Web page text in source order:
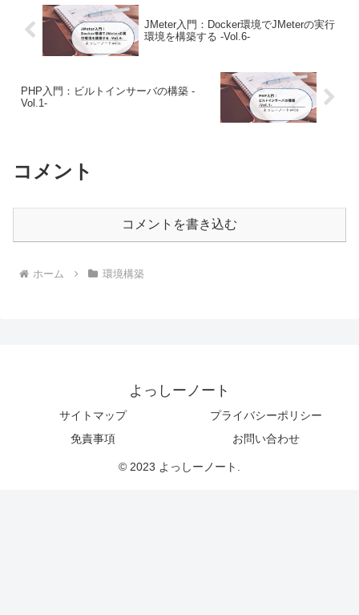
JMeter入門：Docker環境でJMeterの実行
環境を構築する -Vol.6-
PHP入門：ビルトインサーバの構築 -
Vol.1-
コメント
コメントを書き込む
ホーム 環境構築
よっしーノート
サイトマップ
プライバシーポリシー
免責事項
お問い合わせ
© 2023 よっしーノート.